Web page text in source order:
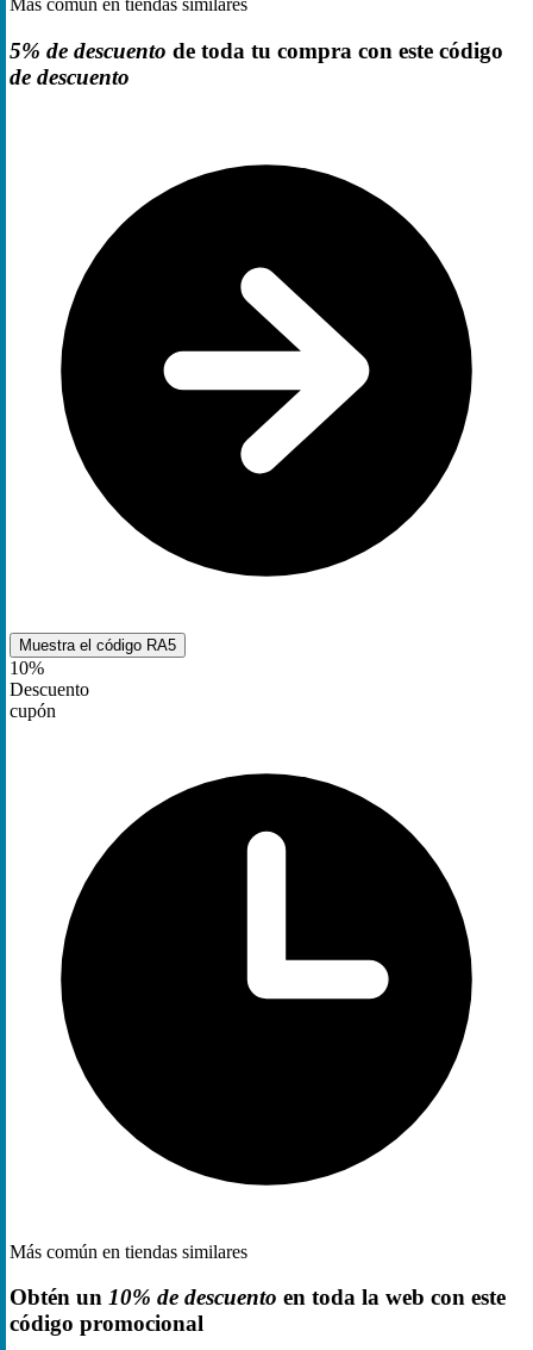
Más común en tiendas similares
5% de descuento de toda tu compra con este código
de descuento
Muestra el código RA5
10%
Descuento
cupón
Más común en tiendas similares
Obtén un 10% de descuento en toda la web con este
código promocional